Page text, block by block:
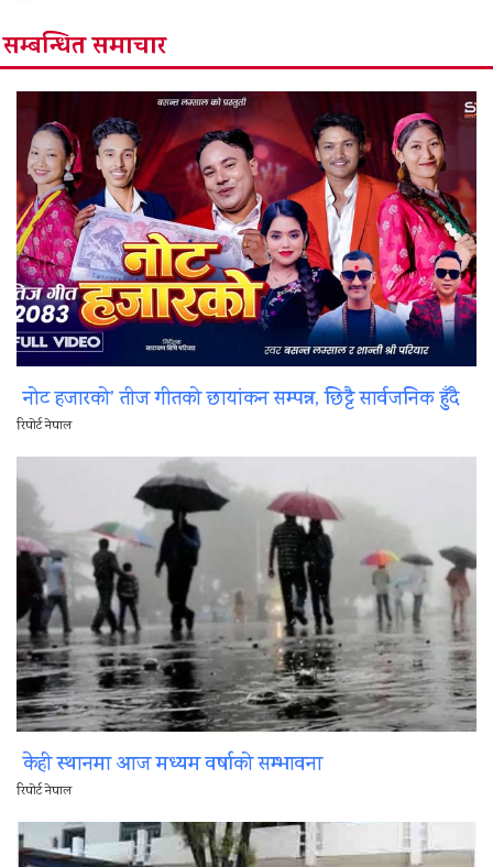
सम्बन्धित समाचार
नोट हजारको’ तीज गीतको छायांकन सम्पन्न, छिट्टै सार्वजनिक हुँदै
रिपोर्ट नेपाल
केही स्थानमा आज मध्यम वर्षाको सम्भावना
रिपोर्ट नेपाल